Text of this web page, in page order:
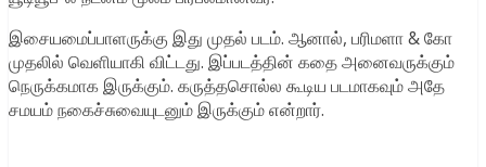
இசையமைப்பாளருக்கு இது முதல் படம். ஆனால், பரிமளா & கோ
முதலில் வெளியாகி விட்டது. இப்படத்தின் கதை அனைவருக்கும்
நெருக்கமாக இருக்கும். கருத்தசொல்ல கூடிய படமாகவும் அதே
சமயம் நகைச்சுவையுடனும் இருக்கும் என்றார்.